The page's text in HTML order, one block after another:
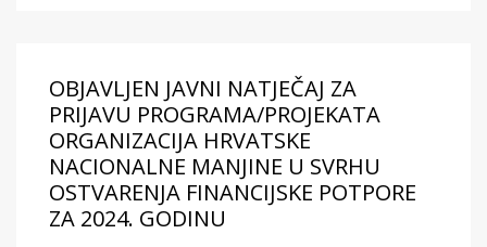
OBJAVLJEN JAVNI NATJEČAJ ZA
PRIJAVU PROGRAMA/PROJEKATA
ORGANIZACIJA HRVATSKE
NACIONALNE MANJINE U SVRHU
OSTVARENJA FINANCIJSKE POTPORE
ZA 2024. GODINU